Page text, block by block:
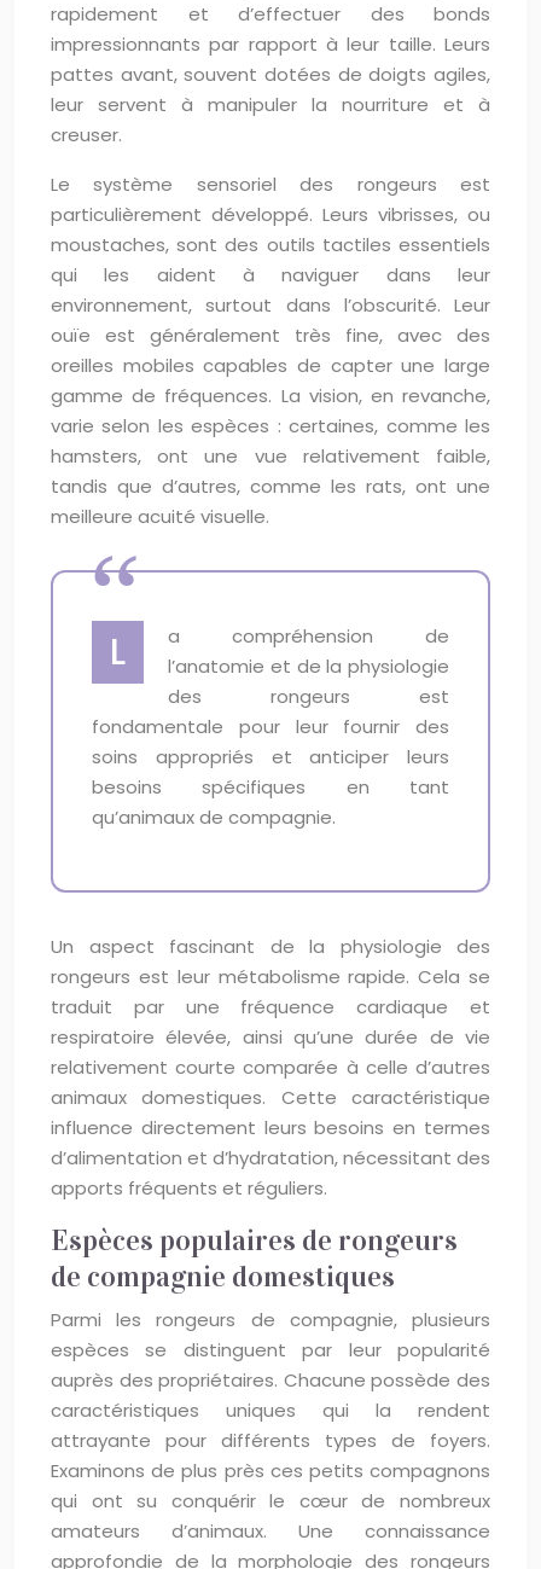
rapidement et d’effectuer des bonds
impressionnants par rapport à leur taille. Leurs
pattes avant, souvent dotées de doigts agiles,
leur servent à manipuler la nourriture et à
creuser.
Le système sensoriel des rongeurs est
particulièrement développé. Leurs vibrisses, ou
moustaches, sont des outils tactiles essentiels
qui les aident à naviguer dans leur
environnement, surtout dans l’obscurité. Leur
ouïe est généralement très fine, avec des
oreilles mobiles capables de capter une large
gamme de fréquences. La vision, en revanche,
varie selon les espèces : certaines, comme les
hamsters, ont une vue relativement faible,
tandis que d’autres, comme les rats, ont une
meilleure acuité visuelle.
L
a compréhension de
l’anatomie et de la physiologie
des rongeurs est
fondamentale pour leur fournir des
soins appropriés et anticiper leurs
besoins spécifiques en tant
qu’animaux de compagnie.
Un aspect fascinant de la physiologie des
rongeurs est leur métabolisme rapide. Cela se
traduit par une fréquence cardiaque et
respiratoire élevée, ainsi qu’une durée de vie
relativement courte comparée à celle d’autres
animaux domestiques. Cette caractéristique
influence directement leurs besoins en termes
d’alimentation et d’hydratation, nécessitant des
apports fréquents et réguliers.
Espèces populaires de rongeurs
de compagnie domestiques
Parmi les rongeurs de compagnie, plusieurs
espèces se distinguent par leur popularité
auprès des propriétaires. Chacune possède des
caractéristiques uniques qui la rendent
attrayante pour différents types de foyers.
Examinons de plus près ces petits compagnons
qui ont su conquérir le cœur de nombreux
amateurs d’animaux. Une connaissance
approfondie de la morphologie des rongeurs